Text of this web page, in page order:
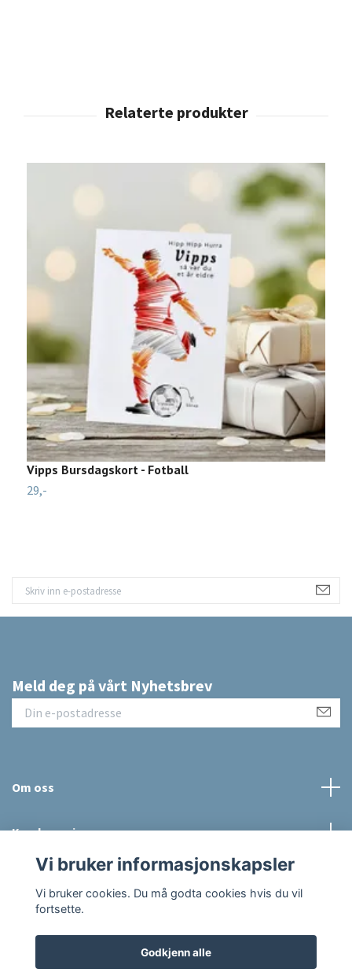
Vipps Bursdagskort - Fotball
29,-
Meld deg på vårt Nyhetsbrev
Om oss
Kundeservice
Sosiale medier
Vi bruker informasjonskapsler
Vi bruker cookies. Du må godta cookies hvis du vil
fortsette.
Godkjenn alle